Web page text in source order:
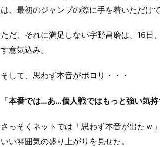
は、最初のジャンプの際に手を着いただけ
ただ、それに満足しない宇野昌磨は、16日
す意気込み。
そして、思わず本音がポロリ・・・
「本番では…あ…個人戦ではもっと強い気
さっそくネットでは「思わず本音が出たｗ
いい雰囲気の盛り上がりを見せた。